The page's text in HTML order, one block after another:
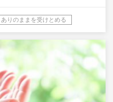
ありのままを受けとめる